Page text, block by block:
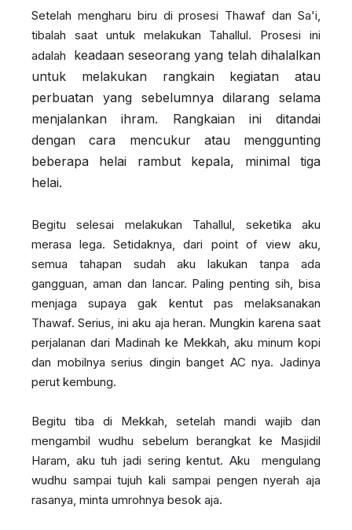
Setelah mengharu biru di prosesi Thawaf dan Sa'i,
tibalah saat untuk melakukan Tahallul. Prosesi ini
adalah
keadaan seseorang yang telah dihalalkan
untuk melakukan rangkain kegiatan atau
perbuatan yang sebelumnya dilarang selama
menjalankan ihram. Rangkaian ini ditandai
dengan cara mencukur atau menggunting
beberapa helai rambut kepala, minimal tiga
helai.
Begitu selesai melakukan Tahallul, seketika aku
merasa lega. Setidaknya, dari point of view aku,
semua tahapan sudah aku lakukan tanpa ada
gangguan, aman dan lancar. Paling penting sih, bisa
menjaga supaya gak kentut pas melaksanakan
Thawaf. Serius, ini aku aja heran. Mungkin karena saat
perjalanan dari Madinah ke Mekkah, aku minum kopi
dan mobilnya serius dingin banget AC nya. Jadinya
perut kembung.
Begitu tiba di Mekkah, setelah mandi wajib dan
mengambil wudhu sebelum berangkat ke Masjidil
Haram, aku tuh jadi sering kentut. Aku mengulang
wudhu sampai tujuh kali sampai pengen nyerah aja
rasanya, minta umrohnya besok aja.